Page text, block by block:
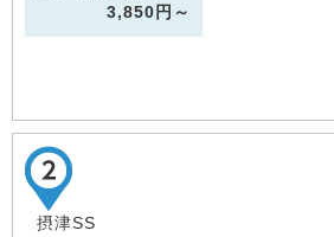
3,850円～
摂津SS